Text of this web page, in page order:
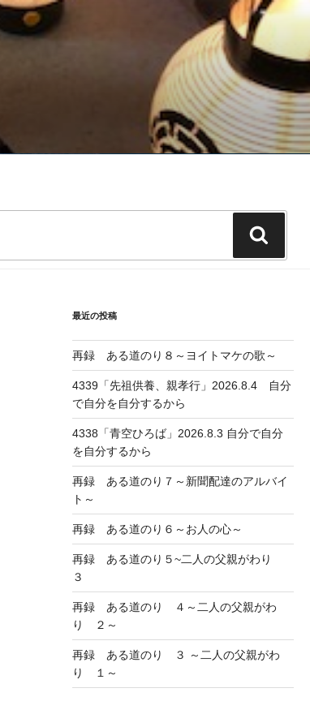
索
最近の投稿
再録 ある道のり８～ヨイトマケの歌～
4339「先祖供養、親孝行」2026.8.4 自分
で自分を自分するから
4338「青空ひろば」2026.8.3 自分で自分
を自分するから
再録 ある道のり７～新聞配達のアルバイ
ト～
再録 ある道のり６～お人の心～
再録 ある道のり５~二人の父親がわり
３
再録 ある道のり ４～二人の父親がわ
り ２～
再録 ある道のり ３ ～二人の父親がわ
り １～